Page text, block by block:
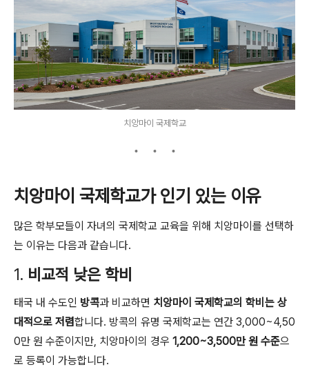
치앙마이 국제학교
치앙마이 국제학교가 인기 있는 이유
많은 학부모들이 자녀의 국제학교 교육을 위해 치앙마이를 선택하
는 이유는 다음과 같습니다.
1. 비교적 낮은 학비
태국 내 수도인 방콕과 비교하면 치앙마이 국제학교의 학비는 상
대적으로 저렴합니다. 방콕의 유명 국제학교는 연간 3,000~4,50
0만 원 수준이지만, 치앙마이의 경우 1,200~3,500만 원 수준으
로 등록이 가능합니다.